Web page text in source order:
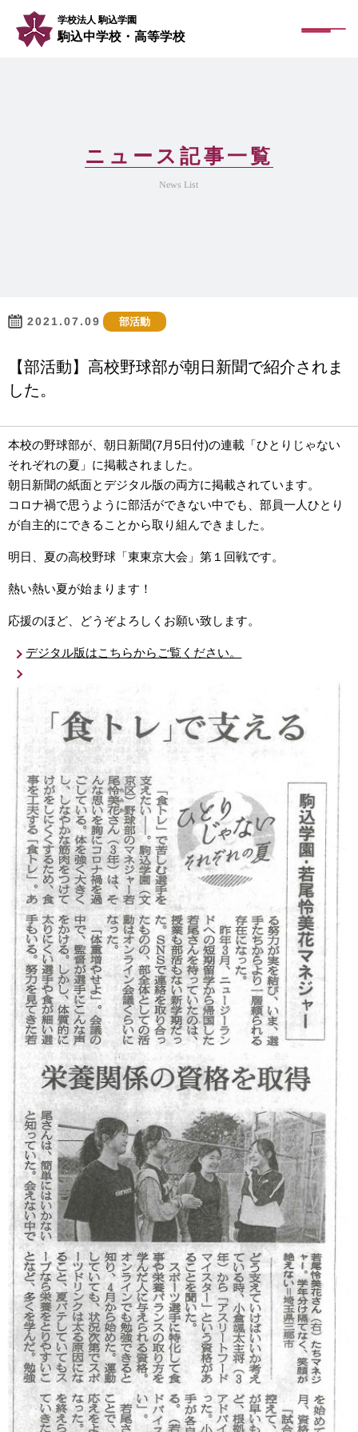
学校法人 駒込学園
駒込中学校・高等学校
ニュース記事一覧
News List
2021.07.09 部活動
【部活動】高校野球部が朝日新聞で紹介されま
した。
本校の野球部が、朝日新聞(7月5日付)の連載「ひとりじゃない
それぞれの夏」に掲載されました。
朝日新聞の紙面とデジタル版の両方に掲載されています。
コロナ禍で思うように部活ができない中でも、部員一人ひとり
が自主的にできることから取り組んできました。
明日、夏の高校野球「東東京大会」第１回戦です。
熱い熱い夏が始まります！
応援のほど、どうぞよろしくお願い致します。
デジタル版はこちらからご覧ください。